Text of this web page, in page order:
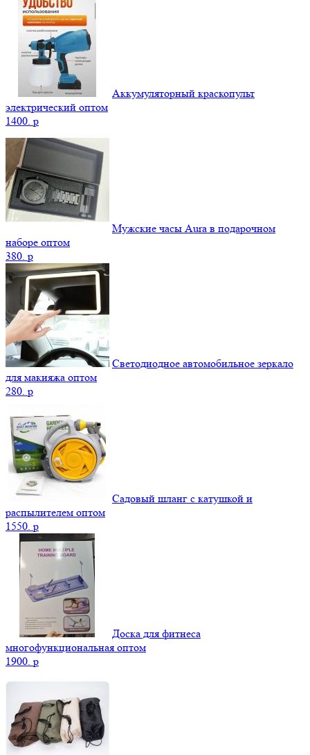
Аккумуляторный краскопульт
электрический оптом
1400. p
Мужские часы Aura в подарочном
наборе оптом
380. p
Светодиодное автомобильное зеркало
для макияжа оптом
280. p
Садовый шланг с катушкой и
распылителем оптом
1550. p
Доска для фитнеса
многофункциональная оптом
1900. p